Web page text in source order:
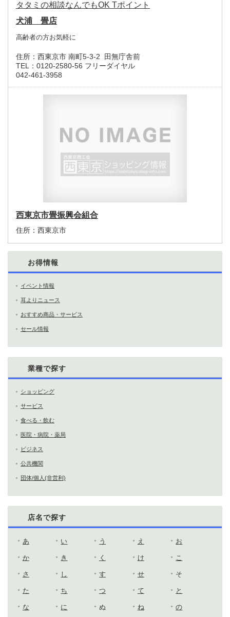
タタミの相談なんでもOK Tポイント
犬浦 畳店
高齢者の方お気軽に
住所： 西東京市 南町5-3-2 田無庁舎前
TEL： 0120-2580-56 フリーダイヤル
042-461-3958
西東京市畳振興会組合
住所： 西東京市
お得情報
イベント情報
耳よりニュース
おすすめ商品・サービス
セール情報
業種で探す
ショッピング
サービス
食べる・飲む
医院・病院・薬局
ビジネス
公共機関
団体/個人(非営利)
店名で探す
あ い う え お
か き く け こ
さ し す せ そ
た ち つ て と
な に ぬ ね の